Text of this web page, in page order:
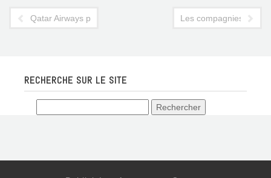
Qatar Airways plus généreuse avec les kg de ses passagers
Les compagnies
RECHERCHE SUR LE SITE